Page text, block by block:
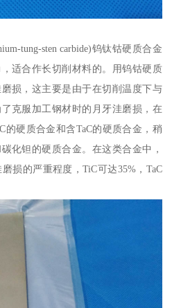
tung-sten carbide)钨钛钴硬质合金
适合作长切削材料的。用钨钴硬质
损，这主要是由于在切削温度下与
克服加工钢材时的月牙洼磨损，在
的硬质合金和含TaC的硬质合金，稍
化钽的硬质合金。在这类合金中，
损的严重程度，TiC可达35%，TaC